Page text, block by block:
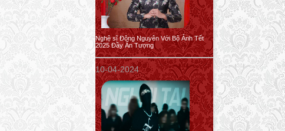
Nghệ sĩ Đông Nguyên Với Bộ Ảnh Tết
2025 Đầy Ấn Tượng
10-04-2024